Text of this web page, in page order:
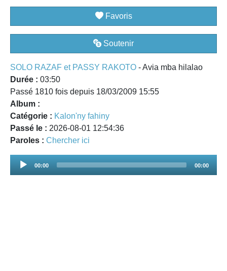
Favoris
Soutenir
SOLO RAZAF et PASSY RAKOTO - Avia mba hilalao
Durée : 03:50
Passé 1810 fois depuis 18/03/2009 15:55
Album :
Catégorie : Kalon'ny fahiny
Passé le : 2026-08-01 12:54:36
Paroles : Chercher ici
Audio
00:00 00:00